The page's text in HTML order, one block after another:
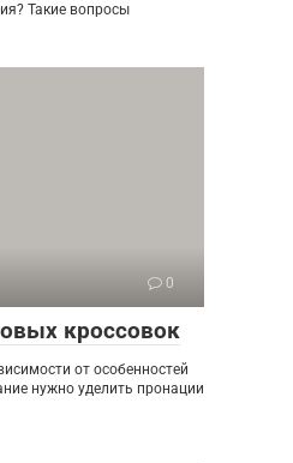
Такие вопросы
0
кроссовок
от особенностей
нужно уделить пронации